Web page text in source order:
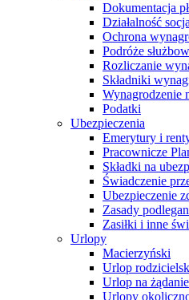
Dokumentacja
Działalność
Ochrona
Podróże
Rozliczanie
Składniki
Wynagrodzenie
Podatki
Ubezpieczenia
Emerytury i
Pracownicze
Składki na
Świadczenie
Ubezpieczenie
Zasady
Zasiłki i inne
Urlopy
Macierzyński
Urlop
Urlop na żądanie
Urlopy